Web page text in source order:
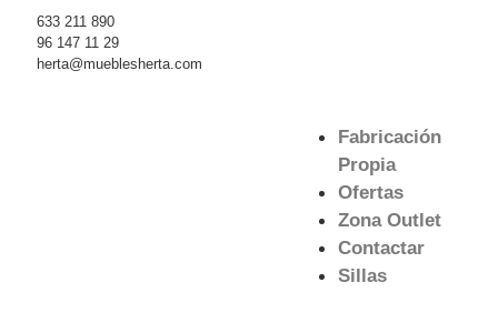
633 211 890
96 147 11 29
herta@mueblesherta.com
Fabricación
Propia
Ofertas
Zona Outlet
Contactar
Sillas